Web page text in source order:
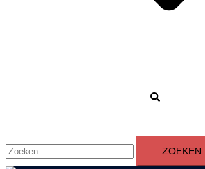
Zoeken
naar: